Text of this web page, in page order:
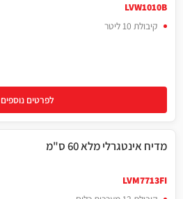
LVW1010B
קיבולת 10 ליטר
לפרטים נוספים
מדיח אינטגרלי מלא 60 ס"מ
LVM7713FI